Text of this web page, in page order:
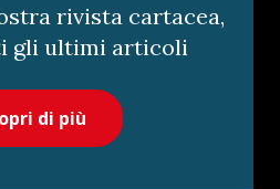
rivista cartacea,
gli ultimi articoli
di più